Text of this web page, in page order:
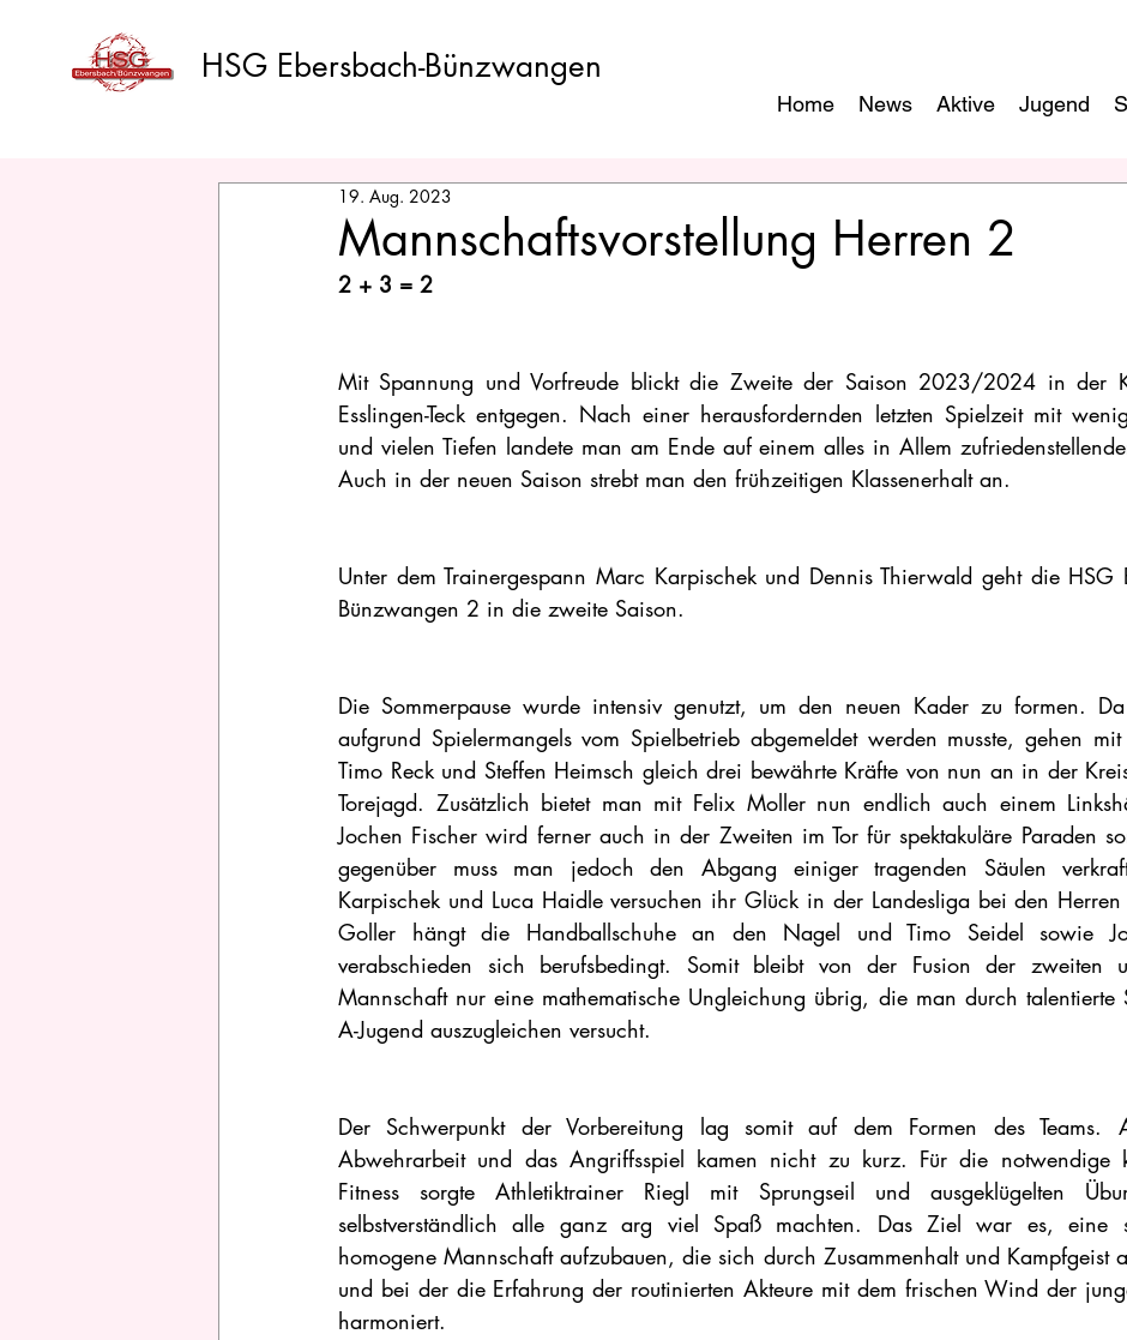
HSG Ebersbach-Bünzwangen
Home News Aktive Jugend
Mannschaftsvorstellung Herren 2
19. Aug. 2023
2 + 3 = 2
Mit Spannung und Vorfreude blickt die Zweite der Saison 2023/2024 in der
Esslingen-Teck entgegen. Nach einer herausfordernden letzten Spielzeit mit
und vielen Tiefen landete man am Ende auf einem alles in Allem
Auch in der neuen Saison strebt man den frühzeitigen Klassenerhalt an.
Unter dem Trainergespann Marc Karpischek und Dennis Thierwald geht die HSG
Bünzwangen 2 in die zweite Saison.
Die Sommerpause wurde intensiv genutzt, um den neuen Kader zu formen.
aufgrund Spielermangels vom Spielbetrieb abgemeldet werden musste, gehen
Timo Reck und Steffen Heimsch gleich drei bewährte Kräfte von nun an in der
Torejagd. Zusätzlich bietet man mit Felix Moller nun endlich auch einem
Jochen Fischer wird ferner auch in der Zweiten im Tor für spektakuläre Paraden
gegenüber muss man jedoch den Abgang einiger tragenden Säulen
Karpischek und Luca Haidle versuchen ihr Glück in der Landesliga bei den
Goller hängt die Handballschuhe an den Nagel und Timo Seidel sowie
verabschieden sich berufsbedingt. Somit bleibt von der Fusion der zweiten
Mannschaft nur eine mathematische Ungleichung übrig, die man durch talentierte
A-Jugend auszugleichen versucht.
Der Schwerpunkt der Vorbereitung lag somit auf dem Formen des Teams.
Abwehrarbeit und das Angriffsspiel kamen nicht zu kurz. Für die notwendige
Fitness sorgte Athletiktrainer Riegl mit Sprungseil und ausgeklügelten
selbstverständlich alle ganz arg viel Spaß machten. Das Ziel war es, eine
homogene Mannschaft aufzubauen, die sich durch Zusammenhalt und Kampfgeist
und bei der die Erfahrung der routinierten Akteure mit dem frischen Wind der
harmoniert.